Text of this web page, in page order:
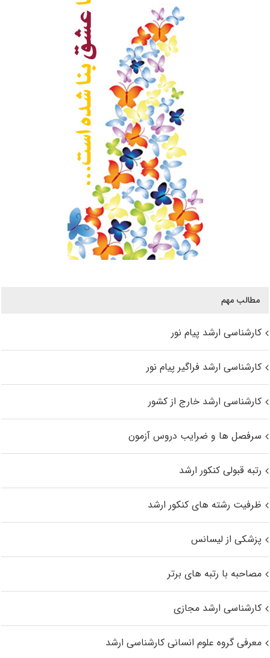
مطالب مهم
کارشناسی ارشد پیام نور
کارشناسی ارشد فراگیر پیام نور
کارشناسی ارشد خارج از کشور
سرفصل ها و ضرایب دروس آزمون
رتبه قبولی کنکور ارشد
ظرفیت رشته های کنکور ارشد
پزشکی از لیسانس
مصاحبه با رتبه های برتر
کارشناسی ارشد مجازی
معرفی گروه علوم انسانی کارشناسی ارشد